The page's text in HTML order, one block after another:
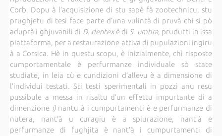
Corb. Dopu à l’acquisizione di stu sapè fà zootechnicu, stu
prughjetu di tesi face parte d’una vulintà di pruvà chi sì pò
aduprà i ghjuvanili di D. dentexè di S. umbra, prudutti in issa
piattaforma, per a restaurazione attiva di pupulazioni ingiru
à a Corsica. Hè in questu scopu, è inizialmente, chì risposte
cumportamentale è perfurmanze individuale sò state
studiate, in leia cù e cundizioni d’allevu è a dimensione di
l’individui testati. Sti testi sperimentali in pozzi anu resu
pussibule a messa in risaltu d’un effettu impurtante di a
dimenzione i) nantu à i cumpurtamenti è e perfurmanze di
nutera, nant’à u curagiu è a splurazione, nant’à e
perfurmanze di fughjita è nant’à i cumpurtamenti di